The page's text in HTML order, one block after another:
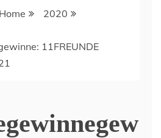
Home
2020
11FREUNDE